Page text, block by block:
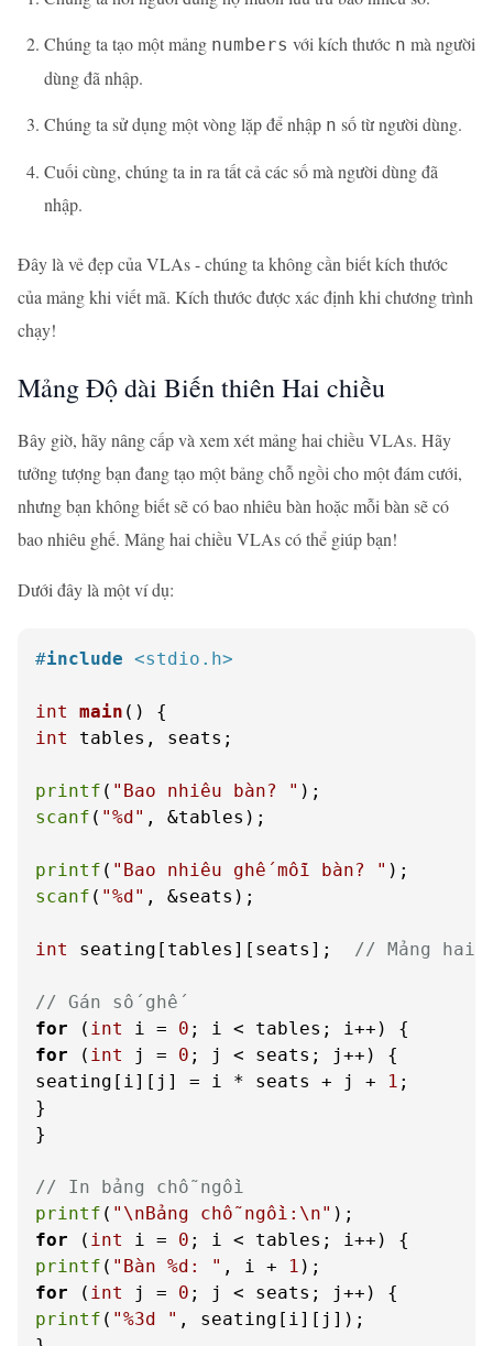
Chúng ta tạo một mảng numbers với kích thước n mà người
dùng đã nhập.
Chúng ta sử dụng một vòng lặp để nhập n số từ người dùng.
Cuối cùng, chúng ta in ra tất cả các số mà người dùng đã
nhập.
Đây là vẻ đẹp của VLAs - chúng ta không cần biết kích thước
của mảng khi viết mã. Kích thước được xác định khi chương trình
chạy!
Mảng Độ dài Biến thiên Hai chiều
Bây giờ, hãy nâng cấp và xem xét mảng hai chiều VLAs. Hãy
tưởng tượng bạn đang tạo một bảng chỗ ngồi cho một đám cưới,
nhưng bạn không biết sẽ có bao nhiêu bàn hoặc mỗi bàn sẽ có
bao nhiêu ghế. Mảng hai chiều VLAs có thể giúp bạn!
Dưới đây là một ví dụ:
#include <stdio.h>
int main ()
int
tables, seats;
printf ( "Bao nhiêu bàn? "
scanf ( "%d" , &tables);
printf ( "Bao nhiêu ghế mỗi bàn? "
scanf ( "%d" , &seats);
int seating[tables][seats]; // Mảng hai
// Gán số ghế
for ( int i = 0
for ( int j = 0 ; j < seats; j++) {
seating[i][j] = i * seats + j +
1 ;
}
}
// In bảng chỗ ngồi
printf ( "\nBảng chỗ ngồi:\n"
for ( int i = 0
printf ( "Bàn %d: " , i + 1
for ( int j = 0
printf ( "%3d " , seating[i][j]);